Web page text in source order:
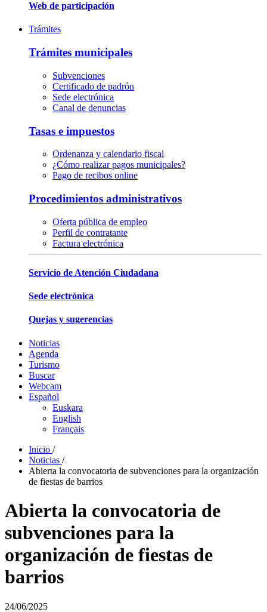
Web de participación
Trámites
Trámites municipales
Subvenciones
Certificado de padrón
Sede electrónica
Canal de denuncias
Tasas e impuestos
Ordenanza y calendario fiscal
¿Cómo realizar pagos municipales?
Pago de recibos online
Procedimientos administrativos
Oferta pública de empleo
Perfil de contratante
Factura electrónica
Servicio de Atención Ciudadana
Sede electrónica
Quejas y sugerencias
Noticias
Agenda
Turismo
Buscar
Webcam
Español
Euskara
English
Français
Inicio /
Noticias /
Abierta la convocatoria de subvenciones para la organización
de fiestas de barrios
Abierta la convocatoria de
subvenciones para la
organización de fiestas de
barrios
24/06/2025